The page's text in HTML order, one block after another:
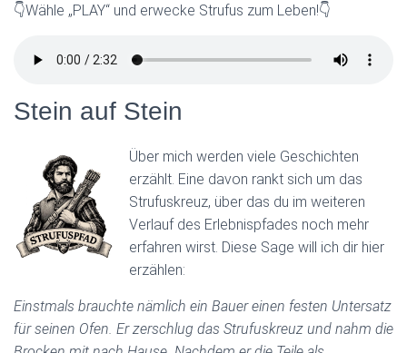
👇Wähle „PLAY“ und erwecke Strufus zum Leben!👇
Stein auf Stein
Über mich werden viele Geschichten
erzählt. Eine davon rankt sich um das
Strufuskreuz, über das du im weiteren
Verlauf des Erlebnispfades noch mehr
erfahren wirst. Diese Sage will ich dir hier
erzählen:
Einstmals brauchte nämlich ein Bauer einen festen Untersatz
für seinen Ofen. Er zerschlug das Strufuskreuz und nahm die